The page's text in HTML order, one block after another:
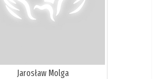
Jarosław Molga